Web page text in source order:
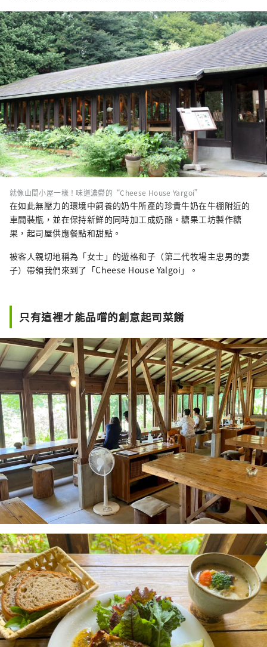
就像山間小屋一樣！味道濃鬱的“Cheese House Yargoi”
在如此無壓力的環境中飼養的奶牛所產的珍貴牛奶在牛棚附近的
車間裝瓶，並在保持新鮮的同時加工成奶酪。糖果工坊製作糖
果，起司屋供應餐點和甜點。
被客人親切地稱為「女士」的遊格和子（第二代牧場主忠男的妻
子）帶領我們來到了「Cheese House Yalgoi」。
只有這裡才能品嚐的創意起司菜餚